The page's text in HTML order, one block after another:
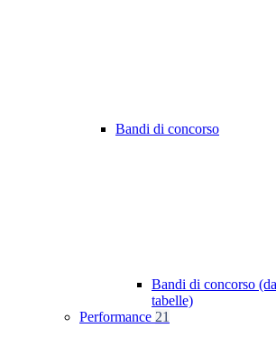
Bandi di concorso
Bandi di concorso
tabelle)
Performance 21